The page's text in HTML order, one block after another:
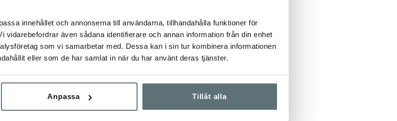
innehållet och annonserna till användarna, tillhandahålla funktioner för
vidarebefordrar även sådana identifierare och annan information från din enhet
som vi samarbetar med. Dessa kan i sin tur kombinera informationen
eller som de har samlat in när du har använt deras tjänster.
Anpassa Tillåt alla
även underifrån och ett rejält isolationslager nedåt
natten. Med bara ett tunt liggunderlag så spelar
du kommer frysa ändå, så se till att dubbla upp även
och kompletterar med ett gammalt hederligt